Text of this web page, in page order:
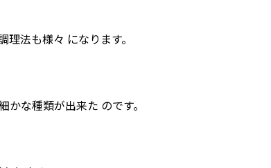
法も様々 になります。
な種類が出来た のです。